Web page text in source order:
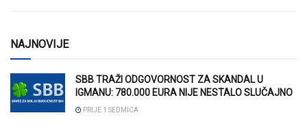
NAJNOVIJE
SBB TRAŽI ODGOVORNOST ZA SKANDAL U
IGMANU: 780.000 EURA NIJE NESTALO SLUČAJNO
PRIJE 1 SEDMICA